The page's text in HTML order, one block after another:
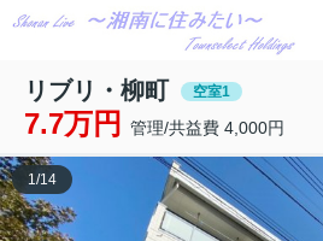
リブリ・柳町 空室1
7.7万円 管理/共益費 4,000円
1/14